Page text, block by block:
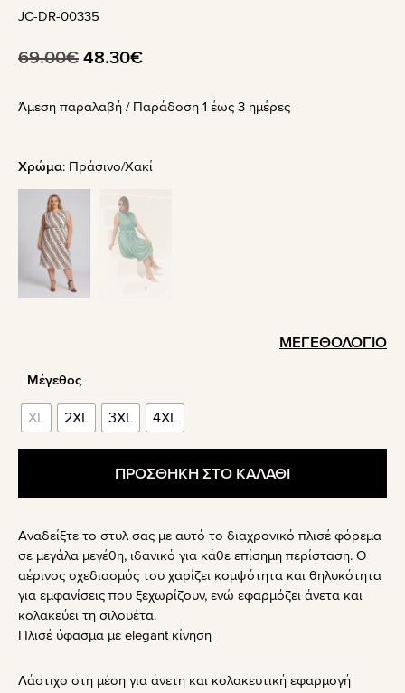
JC-DR-00335
69.00€ Original
was:
48.30€Η
τιμή
48.30€.
Άμεση παραλαβή / Παράδoση 1 έως 3 ημέρες
Χρώμα: Πράσινο/Χακί
ΜΕΓΕΘΟΛΟΓΙΟ
Μέγεθος
XL 2XL 3XL 4XL
ΠΡΟΣΘΗΚΗ ΣΤΟ ΚΑΛΑΘΙ
Αναδείξτε το στυλ σας με αυτό το διαχρονικό πλισέ φόρεμα
σε μεγάλα μεγέθη, ιδανικό για κάθε επίσημη περίσταση. Ο
αέρινος σχεδιασμός του χαρίζει κομψότητα και θηλυκότητα
για εμφανίσεις που ξεχωρίζουν, ενώ εφαρμόζει άνετα και
κολακεύει τη σιλουέτα.
Πλισέ ύφασμα με elegant κίνηση
Λάστιχο στη μέση για άνετη και κολακευτική εφαρμογή